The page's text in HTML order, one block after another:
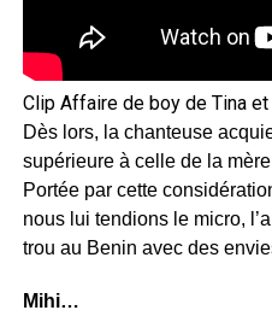
Clip Affaire de boy de Tina et
Dès lors, la chanteuse
supérieure à celle de la
Portée par cette
nous lui tendions le micro,
trou au Benin avec des
Mihi…